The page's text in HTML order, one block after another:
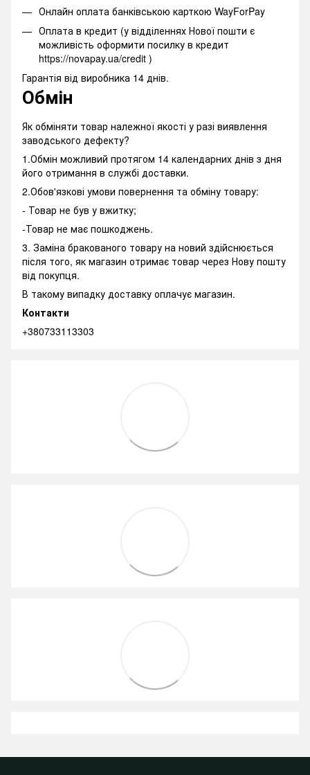
Онлайн оплата банківською карткою WayForPay
Оплата в кредит (у відділеннях Нової пошти є
можливість оформити посилку в кредит
https://novapay.ua/credit )
Гарантія від виробника 14 днів.
Обмін
Як обміняти товар належної якості у разі виявлення
заводського дефекту?
1.Обмін можливий протягом 14 календарних днів з дня
його отримання в службі доставки.
2.Обов'язкові умови повернення та обміну товару:
- Товар не був у вжитку;
-Товар не має пошкоджень.
3. Заміна бракованого товару на новий здійснюється
після того, як магазин отримає товар через Нову пошту
від покупця.
В такому випадку доставку оплачує магазин.
Контакти
+380733113303